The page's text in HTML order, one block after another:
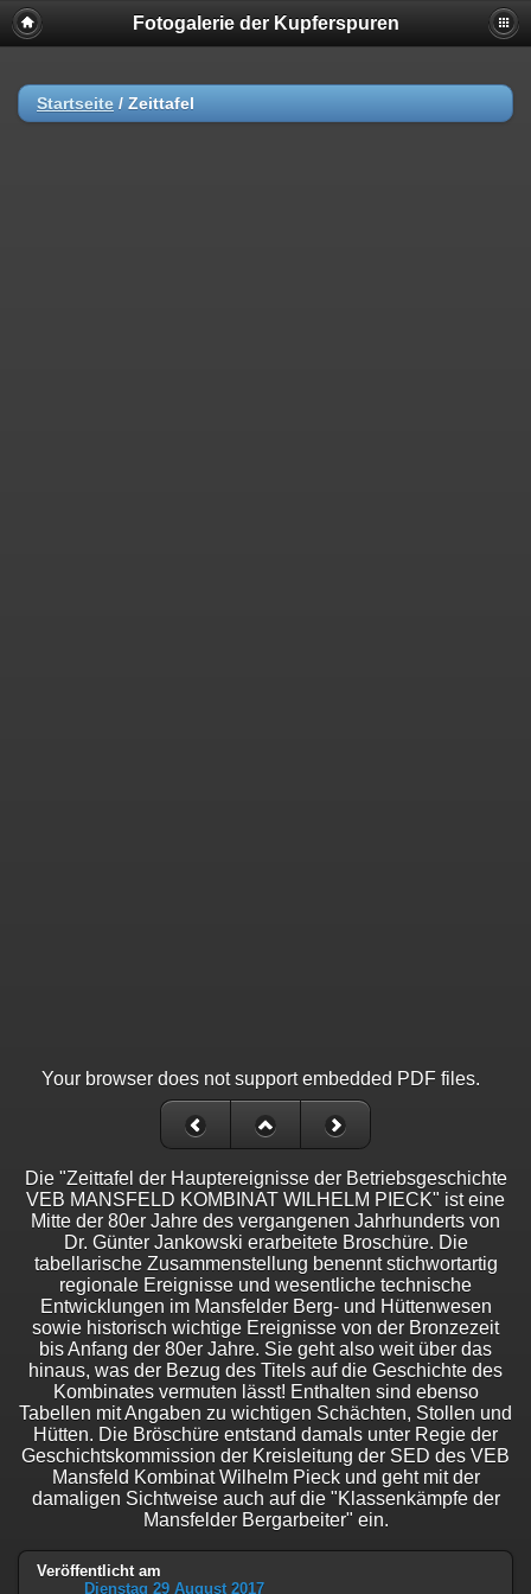
Fotogalerie der Kupferspuren
Startseite / Zeittafel
Your browser does not support embedded PDF files.
Die "Zeittafel der Hauptereignisse der Betriebsgeschichte
VEB MANSFELD KOMBINAT WILHELM PIECK" ist eine
Mitte der 80er Jahre des vergangenen Jahrhunderts von
Dr. Günter Jankowski erarbeitete Broschüre. Die
tabellarische Zusammenstellung benennt stichwortartig
regionale Ereignisse und wesentliche technische
Entwicklungen im Mansfelder Berg- und Hüttenwesen
sowie historisch wichtige Ereignisse von der Bronzezeit
bis Anfang der 80er Jahre. Sie geht also weit über das
hinaus, was der Bezug des Titels auf die Geschichte des
Kombinates vermuten lässt! Enthalten sind ebenso
Tabellen mit Angaben zu wichtigen Schächten, Stollen und
Hütten. Die Bröschüre entstand damals unter Regie der
Geschichtskommission der Kreisleitung der SED des VEB
Mansfeld Kombinat Wilhelm Pieck und geht mit der
damaligen Sichtweise auch auf die "Klassenkämpfe der
Mansfelder Bergarbeiter" ein.
Veröffentlicht am
Dienstag 29 August 2017